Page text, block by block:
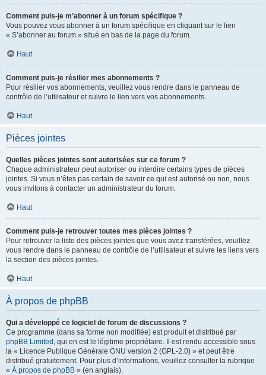
Comment puis-je m’abonner à un forum spécifique ?
Vous pouvez vous abonner à un forum spécifique en cliquant sur le lien
« S’abonner au forum » situé en bas de la page du forum.
Haut
Comment puis-je résilier mes abonnements ?
Pour résilier vos abonnements, veuillez vous rendre dans le panneau de
contrôle de l’utilisateur et suivre le lien vers vos abonnements.
Haut
Pièces jointes
Quelles pièces jointes sont autorisées sur ce forum ?
Chaque administrateur peut autoriser ou interdire certains types de pièces
jointes. Si vous n’êtes pas certain de savoir ce qui est autorisé ou non, nous
vous invitons à contacter un administrateur du forum.
Haut
Comment puis-je retrouver toutes mes pièces jointes ?
Pour retrouver la liste des pièces jointes que vous avez transférées, veuillez
vous rendre dans le panneau de contrôle de l’utilisateur et suivre les liens vers
la section des pièces jointes.
Haut
À propos de phpBB
Qui a développé ce logiciel de forum de discussions ?
Ce programme (dans sa forme non modifiée) est produit et distribué par
phpBB Limited , qui en est le légitime propriétaire. Il est rendu accessible sous
la « Licence Publique Générale GNU version 2 (GPL-2.0) » et peut être
distribué gratuitement. Pour plus d’informations, veuillez consulter la rubrique
« À propos de phpBB » (en anglais).